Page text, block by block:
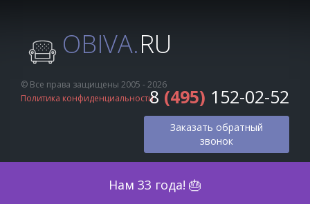
Нам 33 года! 🎂
OBIVA.RU
© Все права защищены 2005 - 2026
Политика конфиденциальности8 (495) 152-02-52
Заказать обратный
звонок